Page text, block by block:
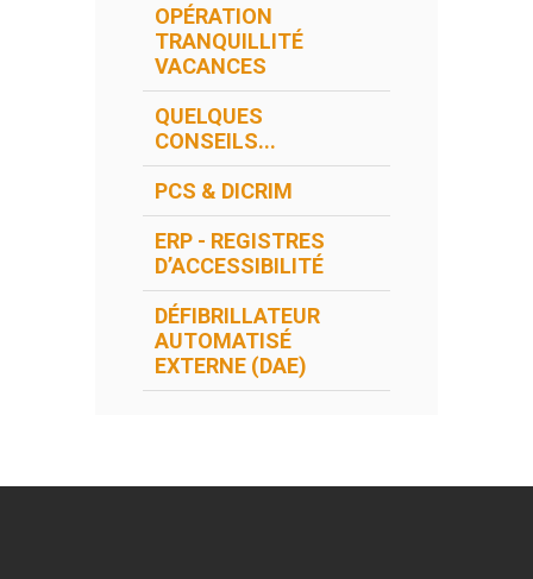
OPÉRATION
TRANQUILLITÉ
VACANCES
QUELQUES
CONSEILS...
PCS & DICRIM
ERP - REGISTRES
D’ACCESSIBILITÉ
DÉFIBRILLATEUR
AUTOMATISÉ
EXTERNE (DAE)